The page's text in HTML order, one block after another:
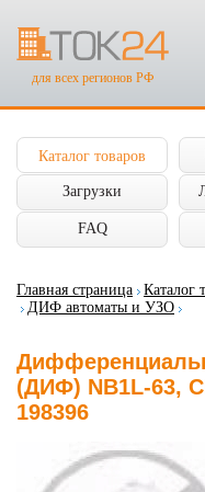
для всех регионов РФ
Каталог товаров
Загрузки
FAQ
Главная страница Каталог
ДИФ автоматы и УЗО
(ДИФ) NB1L-63,
198396